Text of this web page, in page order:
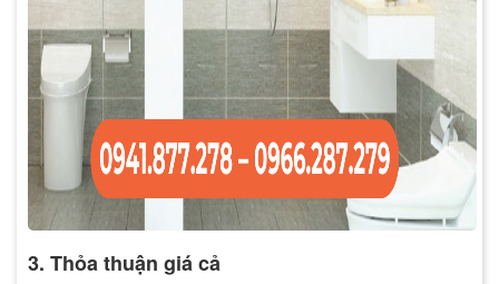
3. Thỏa thuận giá cả